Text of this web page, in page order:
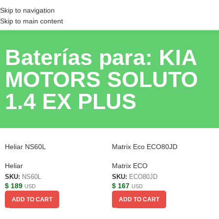
Skip to navigation
Skip to main content
Baterías para: KIA
MOTORS SOLUTO
1.4 EX PLUS
Heliar NS60L
Heliar
SKU: NS60L
$ 189 USD
ADD TO CART
Matrix Eco ECO80JD
Matrix ECO
SKU: ECO80JD
$ 167 USD
ADD TO CART